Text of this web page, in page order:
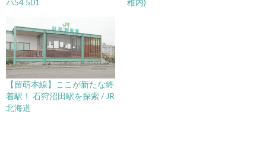
【留萌本線】ここが新たな終
着駅！ 石狩沼田駅を探索 / JR
北海道